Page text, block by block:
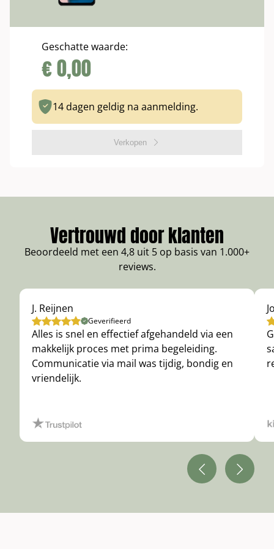
Geschatte waarde:
€0,00
14 dagen geldig na aanmelding.
Verkopen
Vertrouwd door klanten
Beoordeeld met een 4,8 uit 5 op basis van 1.000+
reviews.
J. Reijnen
Geverifieerd
Alles is snel en effectief afgehandeld via een
makkelijk proces met prima begeleiding.
Communicatie via mail was tijdig, bondig en
vriendelijk.